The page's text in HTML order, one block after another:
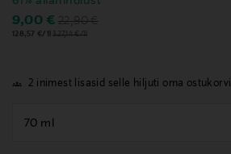
Discounted Price
9,00 € Original Price
22,90 €
128,57 €/1l 327,14 €/1l
2 inimest lisasid selle hiljuti oma ostukorvi